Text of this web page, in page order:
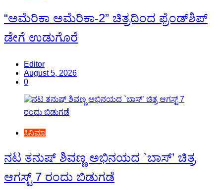
“ಅಮೆರಿಕಾ ಅಮೆರಿಕಾ-2” ಚಿತ್ರದಿಂದ ಫ್ರೆಂಡ್‍ಶಿಪ್
ಡೇಗೆ ಉಡುಗೊರೆ
Editor
August 5, 2026
0
ಸಿನಿಮಾ
ನಟ ತನುಷ್ ಶಿವಣ್ಣ ಅಭಿನಯದ `ಬಾಸ್’ ಚಿತ್ರ
ಆಗಸ್ಟ್ 7 ರಂದು ಬಿಡುಗಡೆ